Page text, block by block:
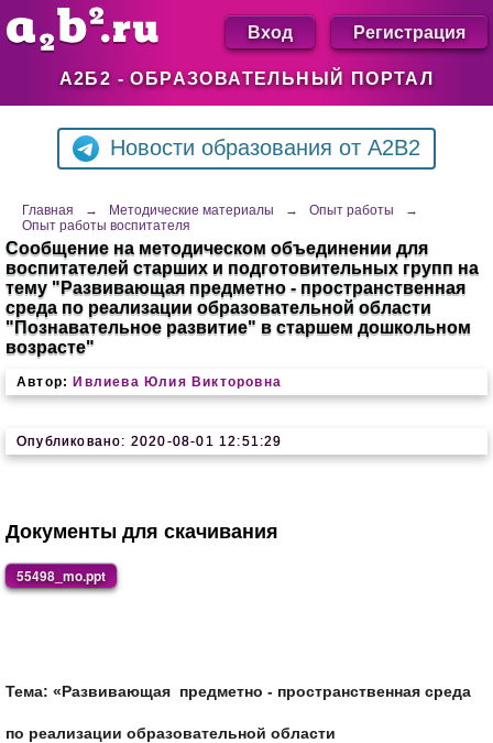
А2Б2 - ОБРАЗОВАТЕЛЬНЫЙ ПОРТАЛ
Вход Регистрация
Новости образования от A2B2
Главная → Методические материалы → Опыт работы
→
Опыт работы воспитателя
Сообщение на методическом объединении для
воспитателей старших и подготовительных групп на
тему "Развивающая предметно - пространственная
среда по реализации образовательной области
"Познавательное развитие" в старшем дошкольном
возрасте"
Автор: Ивлиева Юлия Викторовна
Опубликовано: 2020-08-01 12:51:29
Документы для скачивания
55498_mo.ppt
Тема: «Развивающая предметно - пространственная среда
по реализации образовательной области